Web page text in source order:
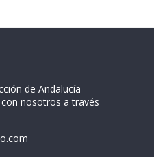
de Andalucía
nosotros a través